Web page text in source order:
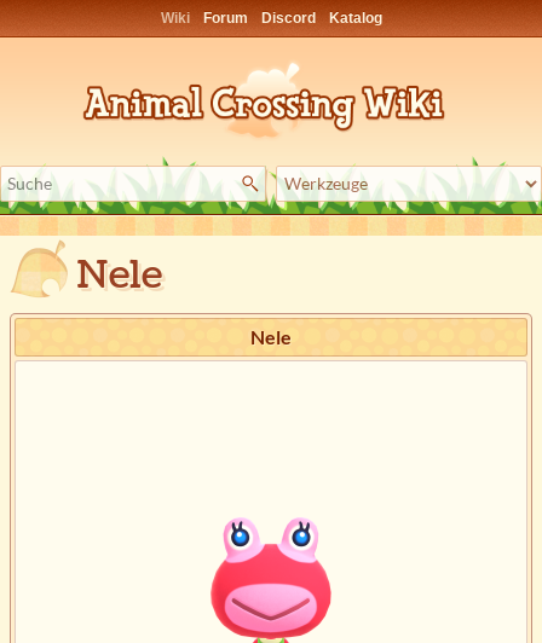
Wiki Forum Discord Katalog
Nele
Nele